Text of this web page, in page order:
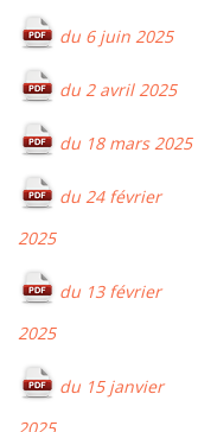
du 6 juin 2025
du 2 avril 2025
du 18 mars 2025
du 24 février
2025
du 13 février
2025
du 15 janvier